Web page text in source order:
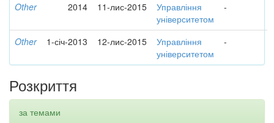
Other 2014 11-лис-2015
Управління
університетом
-
Other 1-січ-2013 12-лис-2015
Управління
університетом
-
Розкриття
за темами